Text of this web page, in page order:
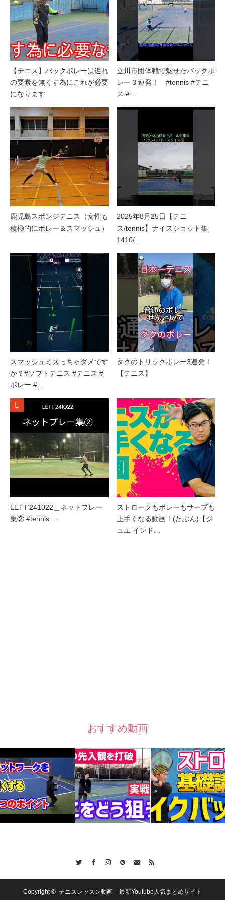
【テニス】バックボレーは遅れ
の要素を無くす為にこれが必要
になります
立川市団体戦で魅せたバックボ
レー３連発！ #tennis #テニ
ス #…
鹿児島スポンジテニス（女性も
積極的にボレー＆スマッシュ）
2025年8月25日【テニ
ス/tennis】ナイスショット集
1410/…
スマッシュミスっちゃダメです
か？#ソフトテニス #テニス #
ボレー #…
タクのトリックボレー3連発！
【テニス】
LETT’241022＿ネットプレー
集② #tennis …
ストロークもボレーもサーブも
上手くなる動画！(たぶん)【ジ
ュエ インド…
おすすめ動画
Copyright © テニスレッスン動画 最新Youtube人気まとめサイト